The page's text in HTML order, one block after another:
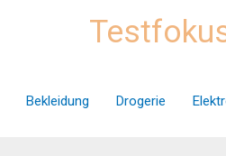
Bekleidung Drogerie